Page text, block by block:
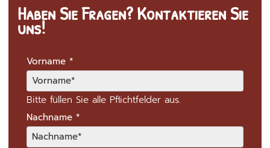
Haben Sie Fragen? Kontaktieren Sie
uns!
Vorname *
Bitte füllen Sie alle Pflichtfelder aus.
Nachname *